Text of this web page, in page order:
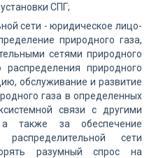
СПГ;
сети - юридическое лицо-
природного газа,
сетями природного
природного
обслуживание и развитие
газа в определенных
связи с другими
также за обеспечение
распределительной сети
разумный спрос на